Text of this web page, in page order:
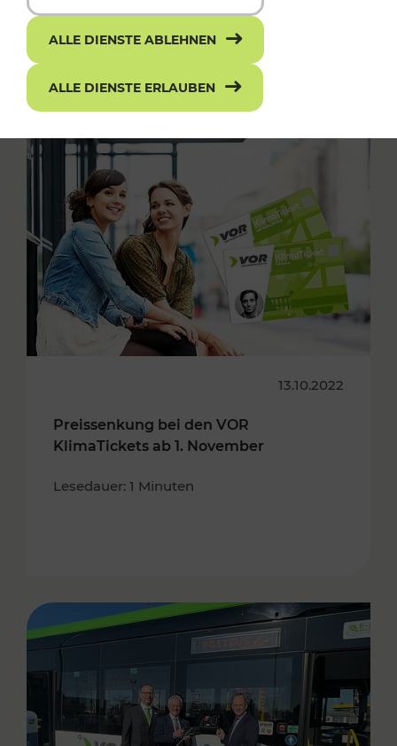
13.10.2022
Preissenkung bei den VOR
KlimaTickets ab 1. November
Lesedauer: 1 Minuten
ALLE DIENSTE ABLEHNEN
ALLE DIENSTE ERLAUBEN